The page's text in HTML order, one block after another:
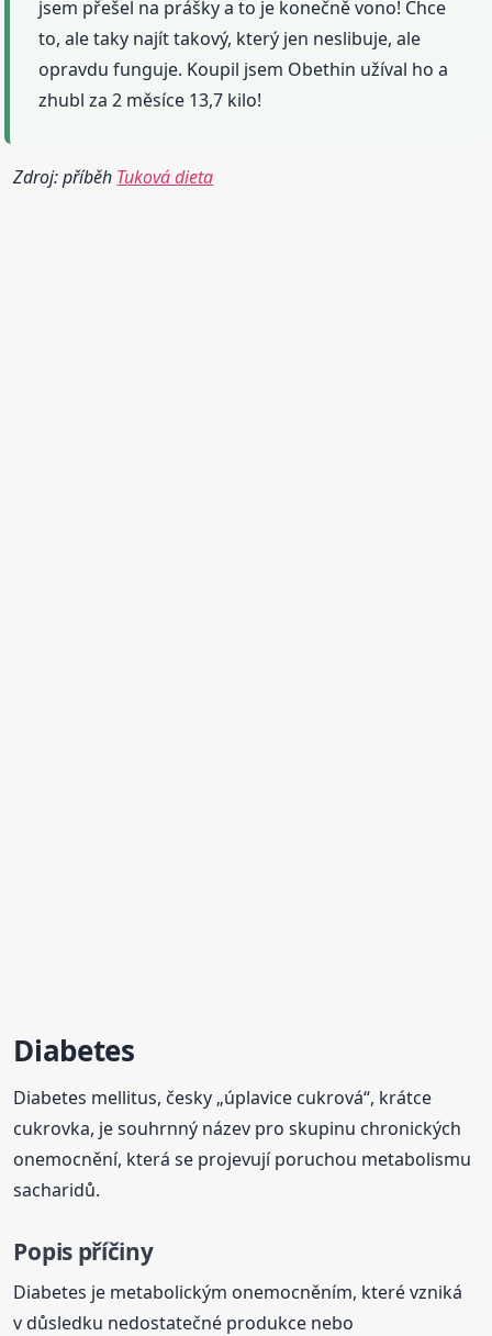
jsem přešel na prášky a to je konečně vono! Chce
to, ale taky najít takový, který jen neslibuje, ale
opravdu funguje. Koupil jsem Obethin užíval ho a
zhubl za 2 měsíce 13,7 kilo!
Zdroj: příběh Tuková dieta
Diabetes
Diabetes mellitus, česky „úplavice cukrová“, krátce
cukrovka, je souhrnný název pro skupinu chronických
onemocnění, která se projevují poruchou metabolismu
sacharidů.
Popis příčiny
Diabetes je metabolickým onemocněním, které vzniká
v důsledku nedostatečné produkce nebo